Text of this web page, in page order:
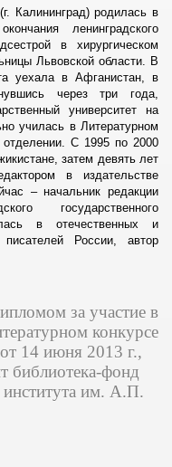
Калининград) родилась в
ленинградского
в хирургическом
Львовской области. В
уехала в Афганистан, в
через три года,
университет на
училась в Литературном
С 1995 по 2000
затем девять лет
в издательстве
– начальник редакции
государственного
в отечественных и
России, автор
за участие в
конкурсе
14 июня 2013 г.,
библиотека-фонд
института им. А.П.